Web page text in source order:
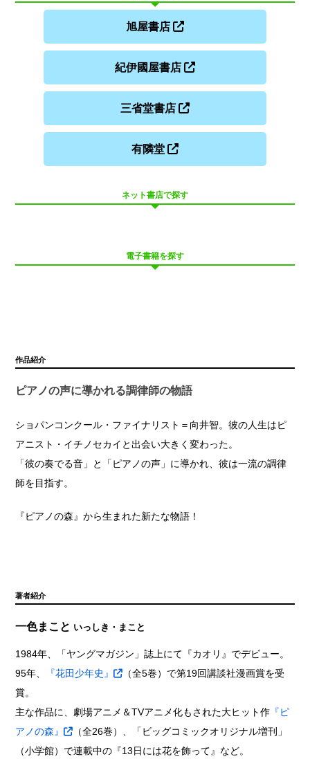
旭屋書店
紀伊國屋書店
三省堂書店
有隣堂
ネット書店で探す
電子書籍を探す
作品紹介
ピアノの声に導かれる調律師の物語
ショパンコンクール・ファイナリスト＝向井智。彼の人生はピ
アニスト・イチノセカイと出会い大きく変わった。
「彼の奏でる音」と「ピアノの声」に導かれ、彼は一流の調律
師を目指す。
『ピアノの森』から生まれた新たな物語！
著者紹介
一色まこと いっしき・まこと
1984年、「ヤングマガジン」誌上にて『カオリ』でデビュー。
95年、
『花田少年史』
（全5巻）で第19回講談社漫画賞を受
賞。
主な作品に、劇場アニメ＆TVアニメ化もされた大ヒット作 『ピ
アノの森』
（全26巻）、「ビッグコミックオリジナル増刊」
（小学館）で連載中の『13日には花を飾って』など。